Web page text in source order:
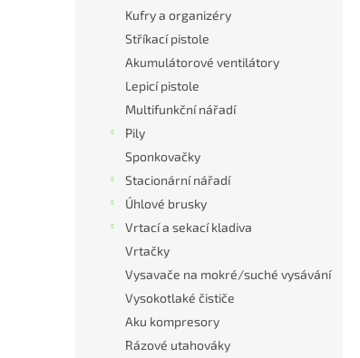
Kufry a organizéry
Stříkací pistole
Akumulátorové ventilátory
Lepicí pistole
Multifunkční nářadí
Pily
Sponkovačky
Stacionární nářadí
Úhlové brusky
Vrtací a sekací kladiva
Vrtačky
Vysavače na mokré/suché vysávání
Vysokotlaké čističe
Aku kompresory
Rázové utahováky